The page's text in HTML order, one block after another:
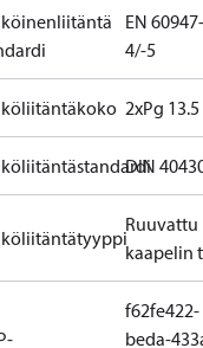
EN 60947-
4/-5
2xPg 13.5
DIN
Ruuvattu
kaapelin
f62fe422-
beda-